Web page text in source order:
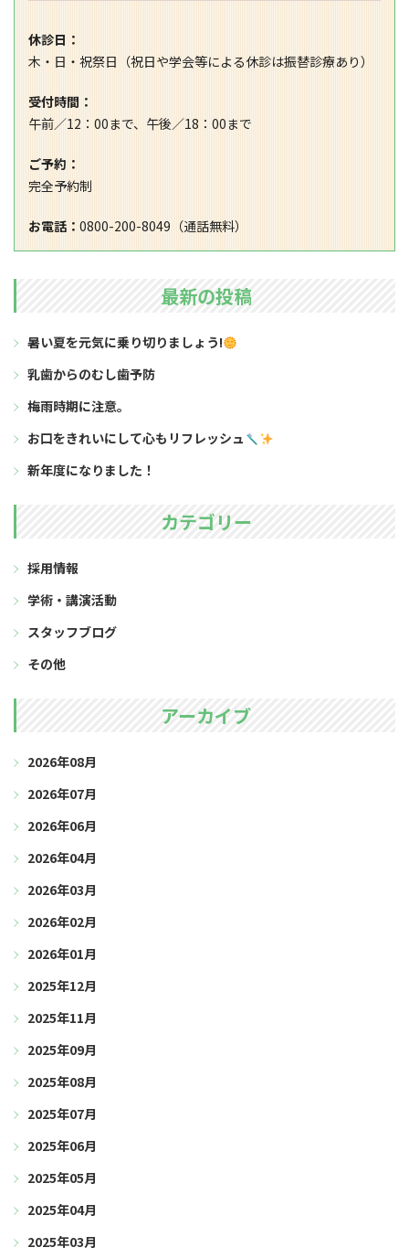
休診日：
木・日・祝祭日（祝日や学会等による休診は振替診療あり）
受付時間：
午前／12：00まで、午後／18：00まで
ご予約：
完全予約制
お電話： 0800-200-8049（通話無料）
最新の投稿
暑い夏を元気に乗り切りましょう!
乳歯からのむし歯予防
梅雨時期に注意。
お口をきれいにして心もリフレッシュ
新年度になりました！
カテゴリー
採用情報
学術・講演活動
スタッフブログ
その他
アーカイブ
2026年08月
2026年07月
2026年06月
2026年04月
2026年03月
2026年02月
2026年01月
2025年12月
2025年11月
2025年09月
2025年08月
2025年07月
2025年06月
2025年05月
2025年04月
2025年03月